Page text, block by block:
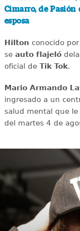
Cimarro, de Pasión
esposa
Hilton conocido
seauto flajeló
oficial deTik Tok.
Mario Armando
ingresado a un
salud mental que le
del martes 4 de